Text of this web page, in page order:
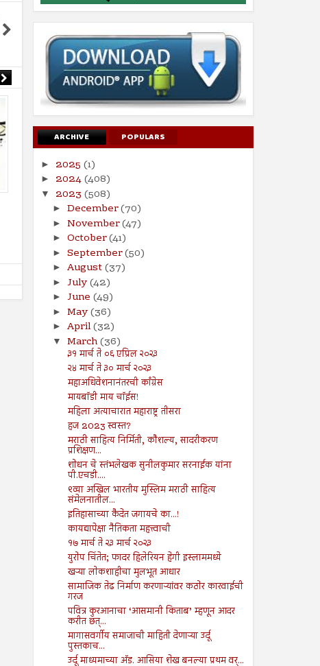
Jun
इस्लामोफोबिक ‘हमारे बारा’ चित्रपटाच्या
प्रदर्शनाला सर्वोच्च न्यायालयाची स्थगिती
Shodhan 6/21/2024
ARCHIVE POPULARS
► 2025 (1)
► 2024(408)
▼ 2023 (508)
► December(70)
► November(47)
► October(41)
► September(50)
► August(37)
► July(42)
► June (49)
► May(36)
► April(32)
▼ March(36)
३१ मार्च ते ०६ एप्रिल २०२३
२४ मार्च ते ३० मार्च २०२३
महाअधिवेशनानंतरची काँग्रेस
मायबॉडी माय चॉईस!
महिला अत्याचारात महाराष्ट्र तीसरा
हज 2023 स्वस्त?
मराठी साहित्य निर्मिती, कौशल्य, सादरीकरण
प्रशिक्षण...
शोधन चे स्तंभलेखक सुनीलकुमार सरनाईक यांना
पी.एचडी....
९व्या अखिल भारतीय मुस्लिम मराठी साहित्य
संमेलनातील...
इतिहासाच्या कैदेत जगायचे का...!
कायद्यापेक्षा नैतिकता महत्त्वाची
१७ मार्च ते २३ मार्च २०२३
युरोप चिंतेत; फादर हिलेरियन हेगी इस्लाममध्ये
खऱ्या लोकशाहीचा मुलभूत आधार
सामाजिक तेढ निर्माण करणाऱ्यांवर कठोर कारवाईची
गरज
पवित्र कुरआनाचा ‘आसमानी किताब’ म्हणून आदर
करीत छत्...
मागासवर्गीय समाजाची माहिती देणाऱ्या उर्दू
पुस्तकाच...
उर्दू माध्यमाच्या अ‍ॅड. आसिया शेख बनल्या प्रथम वर्...